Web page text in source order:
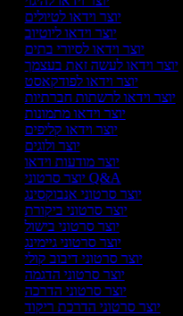
יוצר וידאו לטיולים
יוצר וידאו ליוטיוב
יוצר וידאו לסיורי בתים
יוצר וידאו לעשה זאת בעצמך
יוצר וידאו לפודקאסט
יוצר וידאו לרשתות חברתיות
יוצר וידאו מתמונות
יוצר וידאו קליפים
יוצר ולוגים
יוצר מודעות וידאו
יוצר סרטוני Q&A
יוצר סרטוני אנבוקסינג
יוצר סרטוני ביקורת
יוצר סרטוני בישול
יוצר סרטוני גיימינג
יוצר סרטוני דיבוב קולי
יוצר סרטוני הדגמה
יוצר סרטוני הדרכה
יוצר סרטוני הדרכת ריקוד